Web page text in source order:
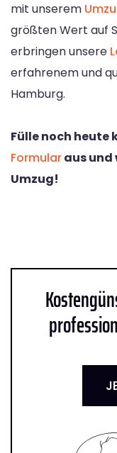
mit unserem
größten Wert auf
erbringen unsere
erfahrenem und
Hamburg.
Fülle noch heute
Formularaus und
Umzug!